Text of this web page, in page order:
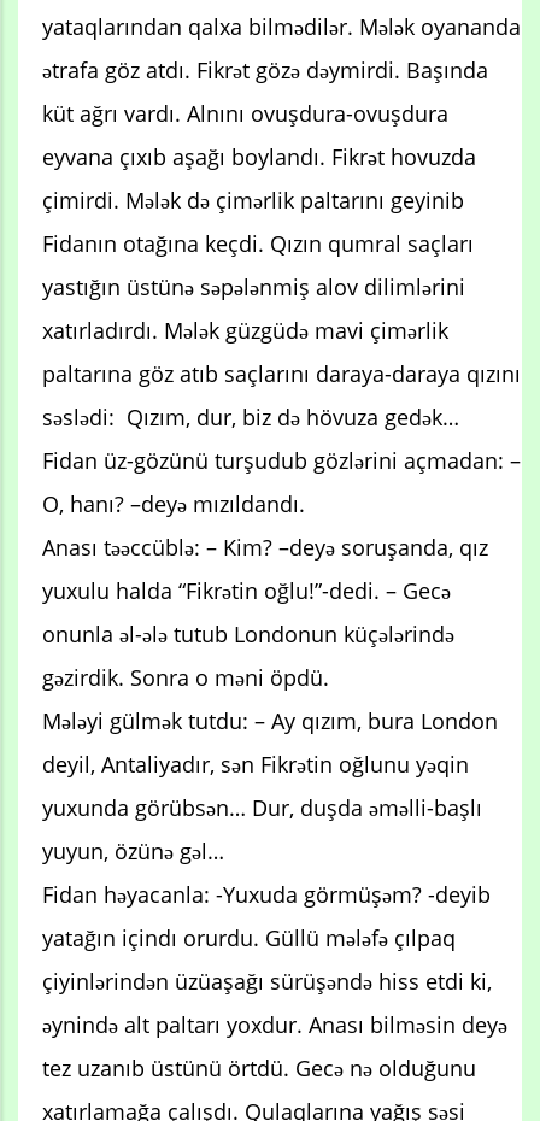
yataqlarından qalxa bilmədilər. Mələk oyananda
ətrafa göz atdı. Fikrət gözə dəymirdi. Başında
küt ağrı vardı. Alnını ovuşdura-ovuşdura
eyvana çıxıb aşağı boylandı. Fikrət hovuzda
çimirdi. Mələk də çimərlik paltarını geyinib
Fidanın otağına keçdi. Qızın qumral saçları
yastığın üstünə səpələnmiş alov dilimlərini
xatırladırdı. Mələk güzgüdə mavi çimərlik
paltarına göz atıb saçlarını daraya-daraya qızını
səslədi: Qızım, dur, biz də hövuza gedək…
Fidan üz-gözünü turşudub gözlərini açmadan: –
O, hanı? –deyə mızıldandı.
Anası təəccüblə: – Kim? –deyə soruşanda, qız
yuxulu halda “Fikrətin oğlu!”-dedi. – Gecə
onunla əl-ələ tutub Londonun küçələrində
gəzirdik. Sonra o məni öpdü.
Mələyi gülmək tutdu: – Ay qızım, bura London
deyil, Antaliyadır, sən Fikrətin oğlunu yəqin
yuxunda görübsən… Dur, duşda əməlli-başlı
yuyun, özünə gəl…
Fidan həyacanla: -Yuxuda görmüşəm? -deyib
yatağın içindı orurdu. Güllü mələfə çılpaq
çiyinlərindən üzüaşağı sürüşəndə hiss etdi ki,
əynində alt paltarı yoxdur. Anası bilməsin deyə
tez uzanıb üstünü örtdü. Gecə nə olduğunu
xatırlamağa çalışdı. Qulaqlarına yağış səsi